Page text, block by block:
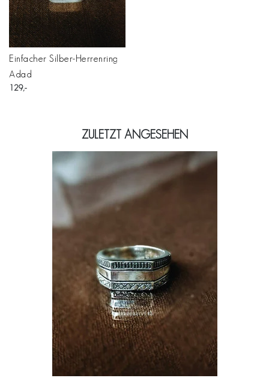
Einfacher Silber-Herrenring
Adad
129
ZULETZT ANGESEHEN